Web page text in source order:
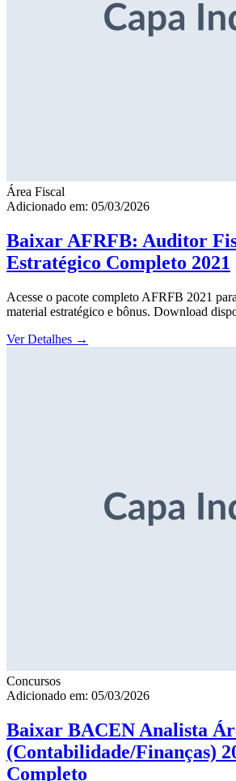
Área Fiscal
Adicionado em: 05/03/2026
Baixar AFRFB: Auditor
Estratégico Completo 2021
Acesse o pacote completo AFRFB 2021
material estratégico e bônus. Download
Ver Detalhes →
Concursos
Adicionado em: 05/03/2026
Baixar BACEN Analista
(Contabilidade/Finanças)
Completo